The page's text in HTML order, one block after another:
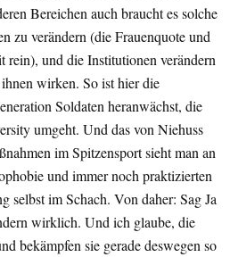
Bereichen auch braucht es solche
zu verändern (die Frauenquote und
rein), und die Institutionen verändern
wirken. So ist hier die
Soldaten heranwächst, die
umgeht. Und das von Niehuss
im Spitzensport sieht man an
und immer noch praktizierten
selbst im Schach. Von daher: Sag Ja
wirklich. Und ich glaube, die
bekämpfen sie gerade deswegen so